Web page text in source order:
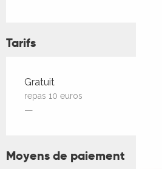
Tarifs
Tarifs 2026
Gratuit
repas 10 euros
—
Moyens de paiement